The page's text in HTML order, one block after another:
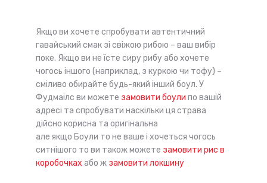
Якщо ви хочете спробувати автентичний
гавайський смак зі свіжою рибою – ваш вибір
поке. Якщо ви не їсте сиру рибу або хочете
чогось іншого (наприклад, з куркою чи тофу) –
сміливо обирайте будь-який інший боул. У
Фудмаілс ви можете замовити боули по вашій
адресі та спробувати наскільки ця страва
дійсно корисна та оригінальна
але якщо Боули то не ваше і хочеться чогось
ситнішого то ви також можете замовити рис в
коробочках або ж замовити локшину